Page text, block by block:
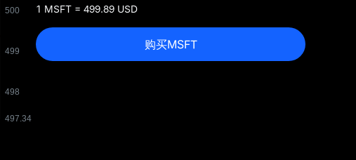
1 MSFT = 499.89 USD
购买MSFT